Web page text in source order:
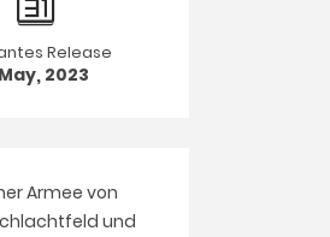
Release
May, 2023
Armee von
und